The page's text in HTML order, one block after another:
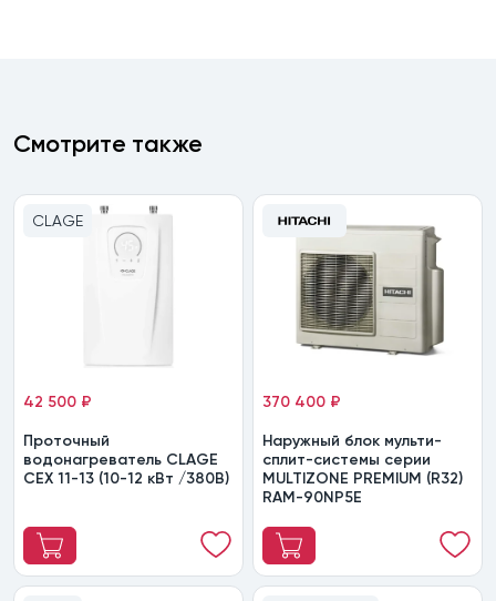
Смотрите также
CLAGE
Проточный
водонагреватель CLAGE
CEX 11-13 (10-12 кВт /380В)
42 500 ₽
Наружный блок мульти-
сплит-системы серии
MULTIZONE PREMIUM (R32)
RAM-90NP5E
370 400 ₽